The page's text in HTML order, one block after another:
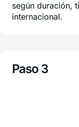
según duración,
internacional.
Paso 3